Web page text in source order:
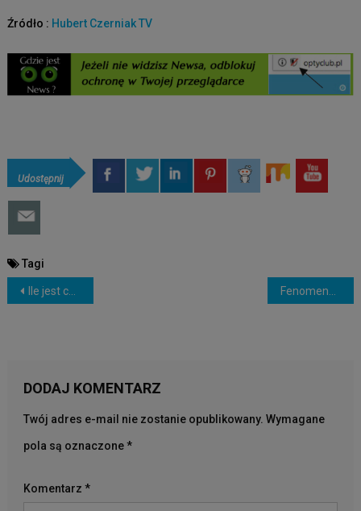
Źródło : Hubert Czerniak TV
Udostępnij
Tagi
NAWIGACJA
WPISU
Ile jest chemii w jedzeniu?
DODAJ KOMENTARZ
Twój adres e-mail nie zostanie opublikowany. Wymagane
pola są oznaczone*
Komentarz *